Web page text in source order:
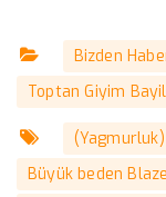
Bizden
Toptan Giyim
(Yagmurluk)
Büyük beden